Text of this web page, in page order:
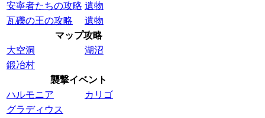
安寧者たちの攻略 遺物
瓦礫の王の攻略
遺物
マップ攻略
大空洞
湖沼
鍛冶村
襲撃イベント
ハルモニア
カリゴ
グラディウス